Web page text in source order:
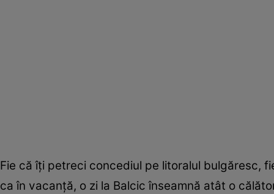
Fie că îţi petreci concediul pe litoralul bulgăresc,
ca în vacanţă, o zi la Balcic înseamnă atât o